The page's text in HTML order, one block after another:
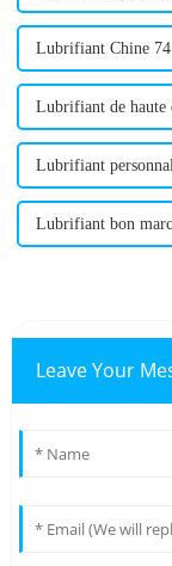
Lubrifiant Chine 74
Lubrifiant de haute
Lubrifiant
Lubrifiant bon
Leave Your